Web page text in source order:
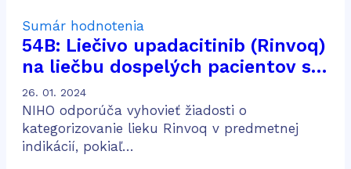
Sumár hodnotenia
54B: Liečivo upadacitinib (Rinvoq)
na liečbu dospelých pacientov so
stredne ťažkou až ťažkou
aktívnou Crohnovou chorobou po
predošlej konvenčnej a biologickej
liečbe
26. 01. 2024
NIHO odporúča vyhovieť žiadosti o
kategorizovanie lieku Rinvoq v predmetnej
indikácií, pokiaľ…